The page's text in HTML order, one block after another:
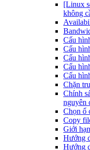
[Linux
không
Cấu
Cấu
Cấu
Cấu
Cấu
Chặn
Chính
nguyên
Chọn ổ
Copy
Giới
Hướng
Hướng